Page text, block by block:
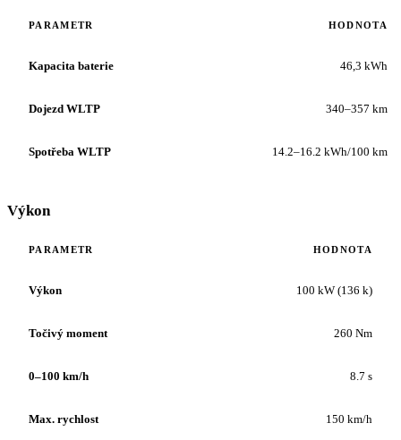
PARAMETR HODNOTA
Kapacita baterie 46,3 kWh
Dojezd WLTP 340–357 km
Spotřeba WLTP 14.2–16.2 kWh/100 km
Výkon
PARAMETR HODNOTA
Výkon 100 kW (136 k)
Točivý moment 260 Nm
0–100 km/h 8.7 s
Max. rychlost 150 km/h